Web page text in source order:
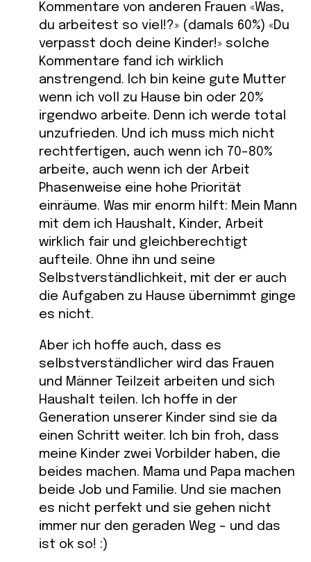
Kommentare von anderen Frauen «Was,
du arbeitest so viel!?» (damals 60%) «Du
verpasst doch deine Kinder!» solche
Kommentare fand ich wirklich
anstrengend. Ich bin keine gute Mutter
wenn ich voll zu Hause bin oder 20%
irgendwo arbeite. Denn ich werde total
unzufrieden. Und ich muss mich nicht
rechtfertigen, auch wenn ich 70-80%
arbeite, auch wenn ich der Arbeit
Phasenweise eine hohe Priorität
einräume. Was mir enorm hilft: Mein Mann
mit dem ich Haushalt, Kinder, Arbeit
wirklich fair und gleichberechtigt
aufteile. Ohne ihn und seine
Selbstverständlichkeit, mit der er auch
die Aufgaben zu Hause übernimmt ginge
es nicht.
Aber ich hoffe auch, dass es
selbstverständlicher wird das Frauen
und Männer Teilzeit arbeiten und sich
Haushalt teilen. Ich hoffe in der
Generation unserer Kinder sind sie da
einen Schritt weiter. Ich bin froh, dass
meine Kinder zwei Vorbilder haben, die
beides machen. Mama und Papa machen
beide Job und Familie. Und sie machen
es nicht perfekt und sie gehen nicht
immer nur den geraden Weg – und das
ist ok so! :)